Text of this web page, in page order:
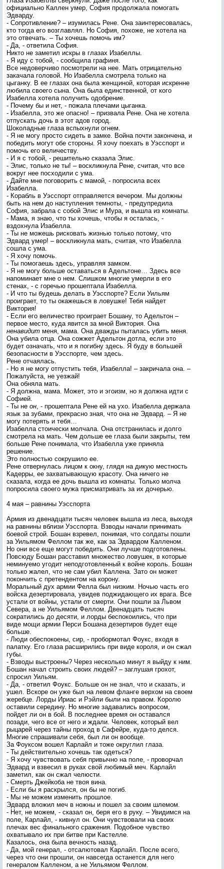
официально Каллен умер, София продолжала помогать
Эдварду.
- Сопротивление? – изумилась Рене. Она заинтересовалась,
кто тогда его возглавлял. Но София, похоже, не хотела на
это отвечать. – Ты хочешь помочь им?
- Да, - ответила София.
Никто не заметил искры в глазах Изабеллы.
- Я иду с тобой, - сообщила графиня.
Все недоверчиво посмотрели на нее. Мать отрицательно
закачала головой. Но Изабелла смотрела только на
цыганку. В ее глазах она была женщиной, которая искренне
любила своего сына. Она была единственной, от кого
Изабелла хотела получить одобрение.
- Почему бы и нет, - пожала плечами цыганка.
- Изабелла, это же опасно! – призвала Рене. Она не хотела
отпускать дочь в этот адов город.
Шоколадные глаза вспыхнули огнем.
- Я не могу просто сидеть в замке. Война почти закончена, и
победить могут обе стороны. Я хочу поехать в Уэсспорт и
помочь его величеству.
- И я с тобой, - решительно сказала Элис.
- Элис, только не ты! – воскликнула Рене, считая, что все
вокруг нее посходили с ума.
- Дайте мне поговорить с мамой, - попросила всех
Изабелла.
- Корабль в Уэсспорт отправляется вечером. Мы должны
быть на нем до наступления темноты, - предупредила
София, забрала с собой Элис и Мура, и вышла из комнаты.
- Мама, я знаю, что ты хочешь, чтобы я осталась, -
вздохнула Изабелла.
- Ты не можешь рисковать жизнью только потому, что
Эдвард умер! – воскликнула мать, считая, что Изабелла
сошла с ума.
- Я хочу помочь.
- Ты помогаешь здесь, управляя замком.
- Я не могу больше оставаться в Адельтоне… Здесь все
напоминает мне о нем. Слишком многие умерли в его
стенах, - с горечью прошептала Изабелла.
- И что ты будешь делать в Уэсспорте? Если Уильям
проиграет, то ты окажешься в ловушке! Тебя найдет
Виктория!
- Если его величество проиграет Бошану, то Адельтон –
первое место, куда явится за мной Виктория. Она
ненавидит меня, мама. Она дважды пыталась убить меня.
Она убила отца. Она сожжет Адельтон дотла, если это
будет означать, что и я погибну здесь. Я буду в большей
безопасности в Уэсспорте, чем здесь.
Рене отчаялась.
- Но я не могу отпустить тебя, Изабелла! – закричала она. –
Пожалуйста, не уезжай!
Она обняла мать.
- Я должна, мама. Может, это и эгоизм, но я должна идти с
Софией.
- Ты не он, - прошептала Рене ей на ухо. Изабелла держала
язык за зубами, прекрасно зная, что она не Эдвард. – Я не
могу потерять и тебя…
Изабелла стоически молчала. Она отстранилась и долго
смотрела на мать. Чем дольше ее глаза были закрыты, тем
больше Рене понимала, что Изабелла уже приняла
решение.
Это полностью сокрушило ее.
Рене отвернулась лицом к окну, глядя на дикую местность
Кадерры, ее захватывающую красоту. Она ничего не
сказала, когда ее дочь вышла из комнаты. Только молча
попросила своего мужа присматривать за их дочерью.
4 мая – равнины Уэсспорта
Армия из двенадцати тысяч человек вышла из леса, выходя
на равнины вблизи Уэсспорта. Взводы начали принимать
боевой строй. Бошан взревел, понимая, что солдаты пошли
за Уильямом Феллом так же, как за Эдвардом Калленом.
Но они все еще могут победить. Они лучше подготовлены.
Повсюду Бошан расставил множество ловушек, в которые
неминуемо угодит неподготовленный к войне король. Бошан
только жалел, что не сам убил Каллена. Зато он может
покончить с претендентом на корону.
Моральный дух армии Фелла был низким. Ночью часть его
войска дезертировала, увидев поджидающего их врага. Все
устали от войны, устали от смерти. Они пошли за Львом
Севера, а не Уильямом Феллом. Двенадцать тысяч
сократились до десяти, и лорды беспокоились, что при
виде мощи армии Перси Бошана дезертиров будет еще
больше.
- Люди обеспокоены, сир, - пробормотал Фоукс, входя в
палатку. Его глаза расширились при виде короля, и он сжал
губы.
- Взводы выстроены? Через несколько минут я выйду к ним.
Бошан начал строить своих людей? – заглушая грохот,
спросил Уильям.
- Да, - ответил Фоукс. Больше он не знал, что и сказать, и
ушел. Вскоре он уже был на левом фланге верхом на своем
жеребце. Лорды Ириас и Рэйли были на правом. Королю
оставили середину. Но многие задавались вопросом,
пойдет ли он в бой. В последнее время он оставался
позади, чего все от него и ждали. Человек, который вел
рыцарей через тайны проход в Сафейре, куда-то делся.
Многие спрашивали себя, был ли он вообще.
За Фоуксом вошел Карлайл и тоже округлил глаза.
- Ты действительно хочешь так одеться?
- Я хочу чувствовать себя привычно на поле, - проворчал
Эдвард и взвесил в руках свой любимый меч. Карлайл
заметил, как он сжал челюсти.
- Смерть Джейкоба не твоя вина.
- Если бы я раскрылся, он бы не погиб.
- Мы не можем изменить прошлое.
Эдвард вложил меч в ножны и пошел за своим шлемом.
- Нет, не можем, - сказал он, беря его в руку. – Увидимся на
поле, Карлайл, - кивнул он. Они чувствовали на своих
плечах вес финального сражения. Подобное чувство
охватывало их при битве при Кастелле.
Казалось, она была вечность назад.
- Да, мой генерал, - отсалютовал Карлайл. После всего,
через что они прошли, он навсегда останется для него
генералом Калленом, а не Уильямом Феллом.